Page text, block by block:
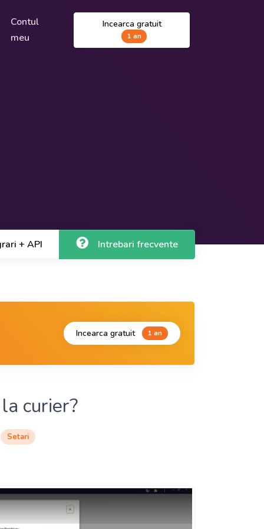
Contul
meu
Incearca gratuit
1 an
+ API Intrebari frecvente
Incearca gratuit 1 an
curier?
Setari